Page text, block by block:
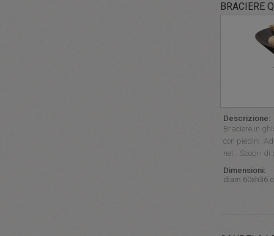
BRACIERE
Descrizione:
Braciere in
con piedini.
nel… Scopri di
Dimensioni:
diam 60xh36